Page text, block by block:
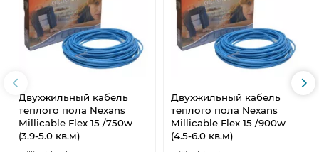
Двухжильный кабель
теплого пола Nexans
Millicable Flex 15 /750w
(3.9-5.0 кв.м)
Двухжильный кабель
теплого пола Nexans
Millicable Flex 15 /900w
(4.5-6.0 кв.м)